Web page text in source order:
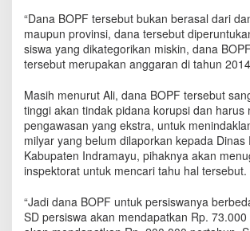
y
u
B
e
u
m
T
e
r
i
m
L
a
“Dana BOPF tersebut bukan berasal dari
maupun provinsi, dana tersebut
siswa yang dikategorikan miskin, dana
tersebut merupakan anggaran di tahun
Masih menurut Ali, dana BOPF tersebut
tinggi akan tindak pidana korupsi dan harus
pengawasan yang ekstra, untuk
milyar yang belum dilaporkan kepada Dinas
Kabupaten Indramayu, pihaknya akan
inspektorat untuk mencari tahu hal tersebut.
“Jadi dana BOPF untuk persiswanya
SD persiswa akan mendapatkan Rp.